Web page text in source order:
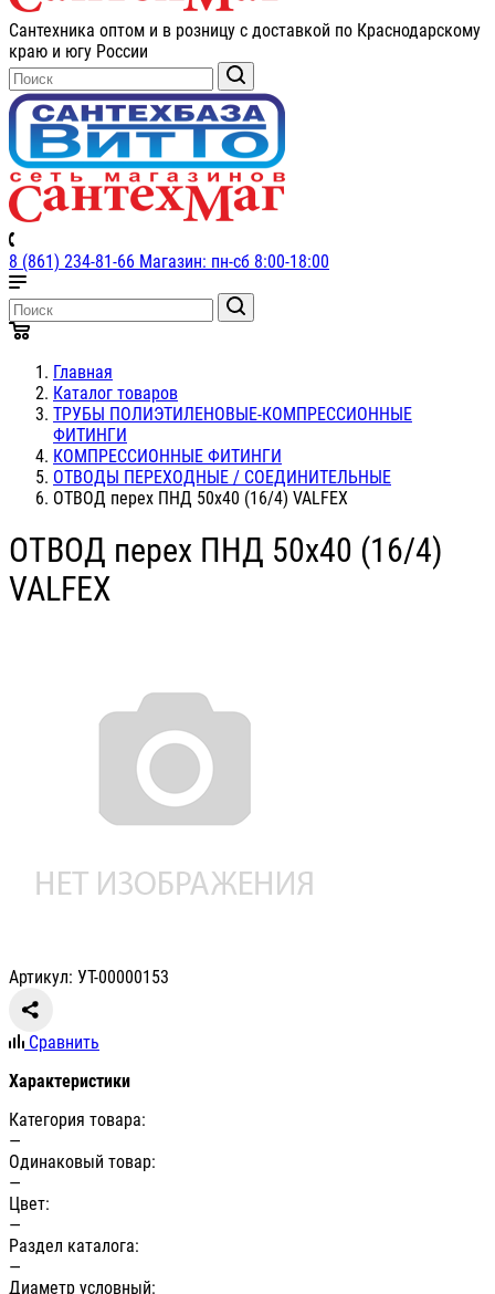
Сантехника оптом и в розницу с доставкой по Краснодарскому
краю и югу России
8 (861) 234-81-66 Магазин: пн-сб 8:00-18:00
Главная
Каталог товаров
ТРУБЫ ПОЛИЭТИЛЕНОВЫЕ-КОМПРЕССИОННЫЕ
ФИТИНГИ
КОМПРЕССИОННЫЕ ФИТИНГИ
ОТВОДЫ ПЕРЕХОДНЫЕ / СОЕДИНИТЕЛЬНЫЕ
ОТВОД перех ПНД 50х40 (16/4) VALFEX
ОТВОД перех ПНД 50х40 (16/4)
VALFEX
Артикул: УТ-00000153
Сравнить
Характеристики
Категория товара:
—
Одинаковый товар:
—
Цвет:
—
Раздел каталога:
—
Диаметр условный: